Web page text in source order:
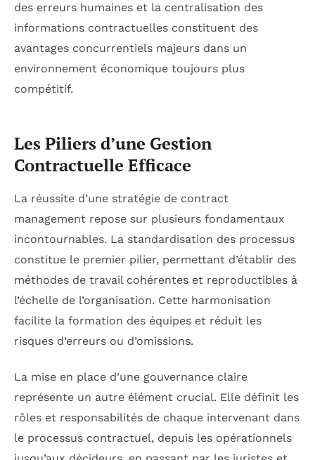
des erreurs humaines et la centralisation des
informations contractuelles constituent des
avantages concurrentiels majeurs dans un
environnement économique toujours plus
compétitif.
Les Piliers d’une Gestion
Contractuelle Efficace
La réussite d’une stratégie de contract
management repose sur plusieurs fondamentaux
incontournables. La standardisation des processus
constitue le premier pilier, permettant d’établir des
méthodes de travail cohérentes et reproductibles à
l’échelle de l’organisation. Cette harmonisation
facilite la formation des équipes et réduit les
risques d’erreurs ou d’omissions.
La mise en place d’une gouvernance claire
représente un autre élément crucial. Elle définit les
rôles et responsabilités de chaque intervenant dans
le processus contractuel, depuis les opérationnels